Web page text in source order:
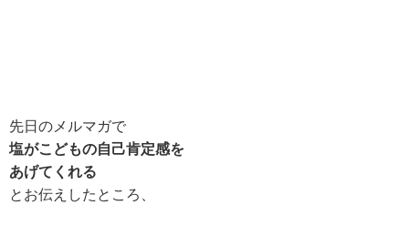
先日のメルマガで
塩がこどもの自己肯定感を
あげてくれる
とお伝えしたところ、